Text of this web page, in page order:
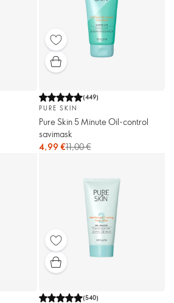
(449)
PURE SKIN
Pure Skin 5 Minute Oil-control
savimask
4,99 €11,00 €
(540)